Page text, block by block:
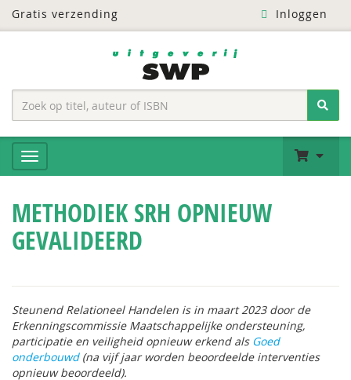
Gratis verzending Inloggen
METHODIEK SRH OPNIEUW
GEVALIDEERD
Steunend Relationeel Handelen is in maart 2023 door de
Erkenningscommissie Maatschappelijke ondersteuning,
participatie en veiligheid opnieuw erkend als Goed
onderbouwd(na vijf jaar worden beoordeelde interventies
opnieuw beoordeeld).